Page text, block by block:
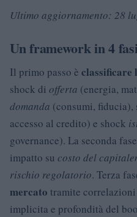
Ultimo aggiornamento: 28
Un framework in 4
Il primo passo è classificare
shock di offerta (energia,
domanda (consumi, fiducia),
accesso al credito) e shock
governance). La seconda
impatto su costo del capitale
rischio regolatorio. Terza
mercato tramite
implicita e profondità del